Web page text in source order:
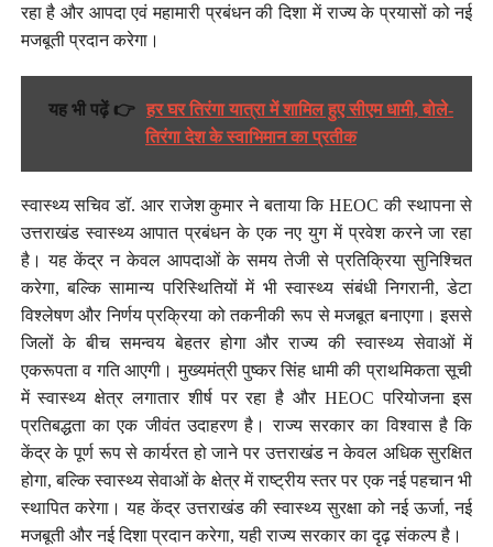
रहा है और आपदा एवं महामारी प्रबंधन की दिशा में राज्य के प्रयासों को नई
मजबूती प्रदान करेगा।
यह भी पढ़ें 👉 हर घर तिरंगा यात्रा में शामिल हुए सीएम धामी, बोले-
तिरंगा देश के स्वाभिमान का प्रतीक
स्वास्थ्य सचिव डॉ. आर राजेश कुमार ने बताया कि HEOC की स्थापना से
उत्तराखंड स्वास्थ्य आपात प्रबंधन के एक नए युग में प्रवेश करने जा रहा
है। यह केंद्र न केवल आपदाओं के समय तेजी से प्रतिक्रिया सुनिश्चित
करेगा, बल्कि सामान्य परिस्थितियों में भी स्वास्थ्य संबंधी निगरानी, डेटा
विश्लेषण और निर्णय प्रक्रिया को तकनीकी रूप से मजबूत बनाएगा। इससे
जिलों के बीच समन्वय बेहतर होगा और राज्य की स्वास्थ्य सेवाओं में
एकरूपता व गति आएगी। मुख्यमंत्री पुष्कर सिंह धामी की प्राथमिकता सूची
में स्वास्थ्य क्षेत्र लगातार शीर्ष पर रहा है और HEOC परियोजना इस
प्रतिबद्धता का एक जीवंत उदाहरण है। राज्य सरकार का विश्वास है कि
केंद्र के पूर्ण रूप से कार्यरत हो जाने पर उत्तराखंड न केवल अधिक सुरक्षित
होगा, बल्कि स्वास्थ्य सेवाओं के क्षेत्र में राष्ट्रीय स्तर पर एक नई पहचान भी
स्थापित करेगा। यह केंद्र उत्तराखंड की स्वास्थ्य सुरक्षा को नई ऊर्जा, नई
मजबूती और नई दिशा प्रदान करेगा, यही राज्य सरकार का दृढ़ संकल्प है।